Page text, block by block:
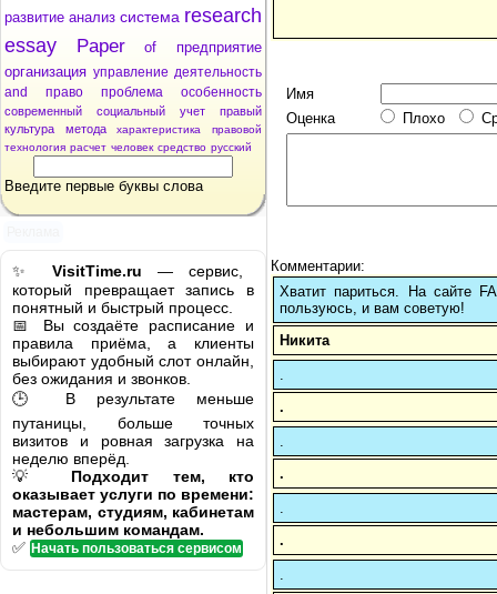
развитие анализ система research
essay
Paper of
предприятие
организация управление деятельность
and
право проблема особенность
современный социальный учет
правый
культура
метода характеристика
правовой
технология расчет человек средство русский
Введите первые буквы слова
✨ VisitTime.ru — сервис,
который превращает запись в
понятный и быстрый процесс.
📅 Вы создаёте расписание и
правила приёма, а клиенты
выбирают удобный слот онлайн,
без ожидания и звонков.
🕒 В результате меньше
путаницы, больше точных
визитов и ровная загрузка на
неделю вперёд.
💡 Подходит тем, кто
оказывает услуги по времени:
мастерам, студиям, кабинетам
и небольшим командам.
✅ Начать пользоваться сервисом
Имя
Оценка
Плохо
Комментарии:
Хватит париться. На сайте
пользуюсь, и вам советую!
Никита
.
.
.